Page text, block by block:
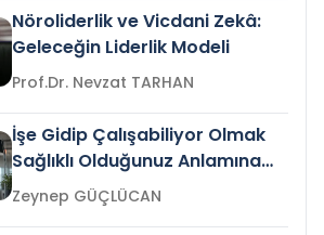
Nöroliderlik ve Vicdani Zekâ:
Geleceğin Liderlik Modeli
Prof.Dr. Nevzat TARHAN
İşe Gidip Çalışabiliyor Olmak
Sağlıklı Olduğunuz Anlamına
Gelir mi?Zeynep GÜÇLÜCAN